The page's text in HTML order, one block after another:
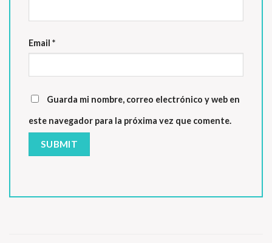
Email *
Guarda mi nombre, correo electrónico y web en
este navegador para la próxima vez que comente.